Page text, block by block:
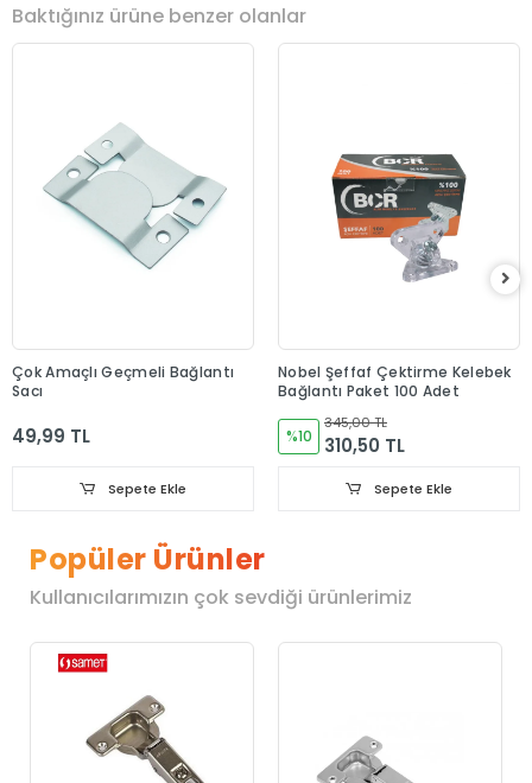
Baktığınız ürüne benzer olanlar
Çok Amaçlı Geçmeli Bağlantı
Sacı
49,99 TL
Sepete Ekle
Nobel Şeffaf Çektirme Kelebek
Bağlantı Paket 100 Adet
%10
345,00 TL
310,50 TL
Sepete Ekle
Popüler Ürünler
Kullanıcılarımızın çok sevdiği ürünlerimiz